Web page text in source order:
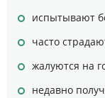
испытывают
часто
жалуются на
недавно